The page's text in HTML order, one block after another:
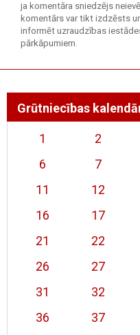
ja komentāra sniedzējs
komentārs var tikt izdzēsts
informēt uzraudzības
pārkāpumiem.
Grūtniecības
1 2
6
7
11
12
16
17
21
22
26
27
31
32
36
37